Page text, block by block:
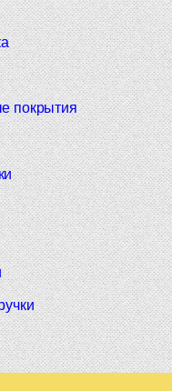
покрытия